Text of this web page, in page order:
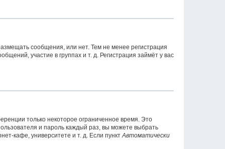
сообщения, или нет. Тем не менее регистрация
участие в группах и т. д. Регистрация займёт у вас
только некоторое ограниченное время. Это
и пароль каждый раз, вы можете выбрать
кафе, университете и т. д. Если пунктАвтоматически